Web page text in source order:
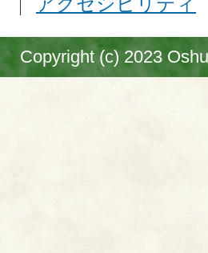
Copyright (c) 2023